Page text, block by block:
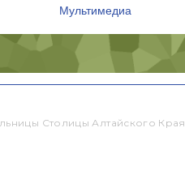
Мультимедиа
Столицы Алтайского Края